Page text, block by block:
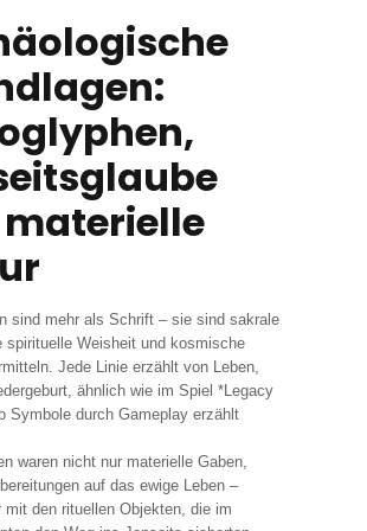
sind mehr als Schrift – sie sind sakrale
spirituelle Weisheit und kosmische
Jede Linie erzählt von Leben,
ähnlich wie im Spiel *Legacy
Symbole durch Gameplay erzählt
waren nicht nur materielle Gaben,
auf das ewige Leben –
mit den rituellen Objekten, die im